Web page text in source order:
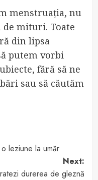
menstruația, nu
de mituri. Toate
din lipsa
putem vorbi
fără să ne
sau să căutăm
leziune la umăr
Next:
durerea de gleznă